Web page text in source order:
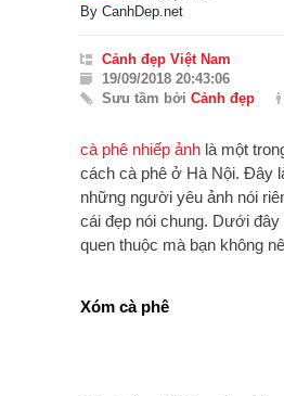
By CanhDep.net
Cảnh đẹp Việt Nam
19/09/2018 20:43:06
Sưu tầm bởi Cảnh đẹp
cà phê nhiếp ảnh là một
cách cà phê ở Hà Nội. Đây
những người yêu ảnh nói
cái đẹp nói chung. Dưới
quen thuộc mà bạn không
Xóm cà phê